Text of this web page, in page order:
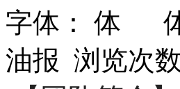
字体：
油报 浏览次数